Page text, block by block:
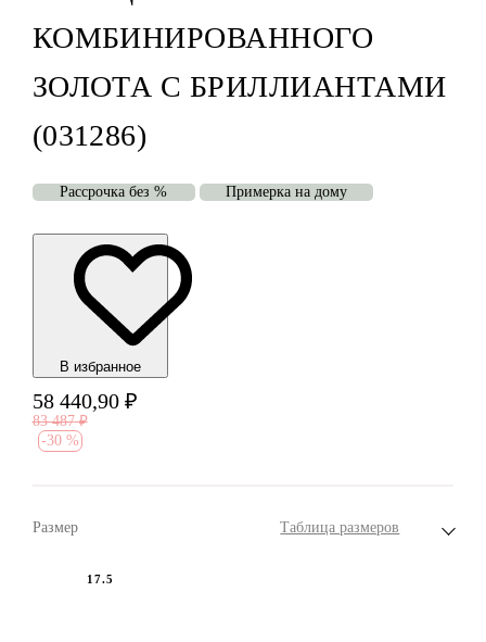
КОМБИНИРОВАННОГО
ЗОЛОТА С БРИЛЛИАНТАМИ
(031286)
Рассрочка без % Примерка на дому
В избранноe
58 440,90 ₽
83 487 ₽
-30 %
Размер Таблица размеров
17.5